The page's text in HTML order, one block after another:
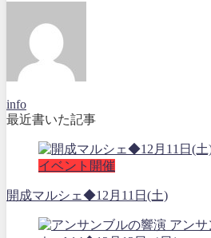
info
最近書いた記事
イベント開催
開成マルシェ◆12月11日(土)